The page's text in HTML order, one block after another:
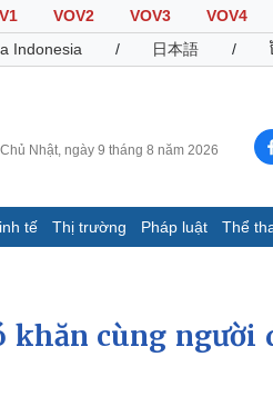
VOV2 VOV3 VOV4
Indonesia / 日本語 /
Chủ Nhật, ngày 9 tháng 8 năm 2026
tế Thị trường Pháp luật Thể
Cuộc sống đó đây
Hồ sơ
khăn cùng người